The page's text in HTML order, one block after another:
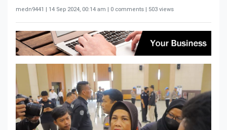
medn9441 | 14 Sep 2024, 00:14 am | 0 comments | 503 views